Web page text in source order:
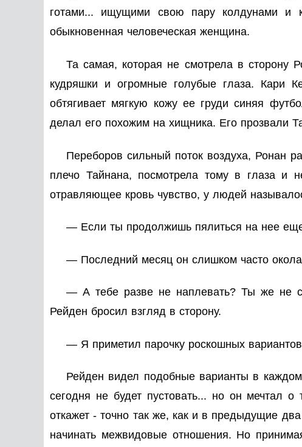
готами... ищущими свою пару колдунами и
обыкновенная человеческая женщина.
Та самая, которая не смотрела в сторону
кудряшки и огромные голубые глаза. Кари
обтягивает мягкую кожу ее груди синяя
делал его похожим на хищника. Его прозвали
Переборов сильный поток воздуха, Ронан
плечо Тайнана, посмотрела тому в глаза и
отравляющее кровь чувство, у людей
— Если ты продолжишь пялиться на нее
— Последний месяц он слишком часто
— А тебе разве не наплевать? Ты же не
Рейден бросил взгляд в сторону.
— Я приметил парочку роскошных
Рейден видел подобные варианты в
сегодня не будет пустовать... но он мечтал
откажет - точно так же, как и в предыдущие
начинать межвидовые отношения. Но